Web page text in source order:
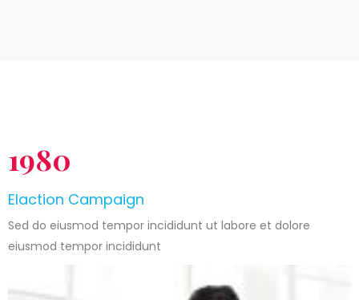
1980
Elaction Campaign
Sed do eiusmod tempor incididunt ut labore et dolore
eiusmod tempor incididunt